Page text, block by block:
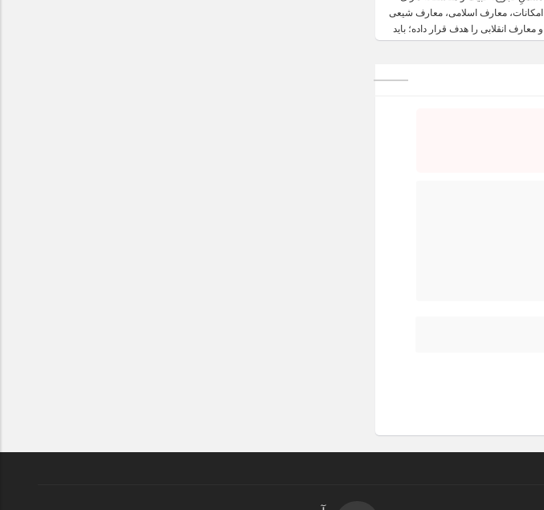
امکانات، معارف اسلامی، معارف شیعی
و معارف انقلابی را هدف قرار داده؛ باید